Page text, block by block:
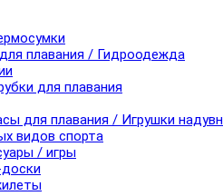
плавания / Гидроодежда
для плавания
для плавания / Игрушки
видов спорта
/ игры